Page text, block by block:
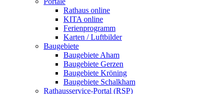
Rathaus online
KITA online
Ferienprogramm
Karten / Luftbilder
Baugebiete
Baugebiete Aham
Baugebiete Gerzen
Baugebiete Kröning
Baugebiete Schalkham
Rathausservice-Portal (RSP)